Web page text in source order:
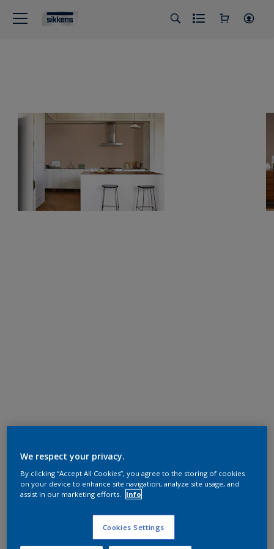
We respect your privacy.
By clicking “Accept All Cookies”, you agree to the storing of cookies
on your device to enhance site navigation, analyze site usage, and
assist in our marketing efforts.
Info
Cookies Settings